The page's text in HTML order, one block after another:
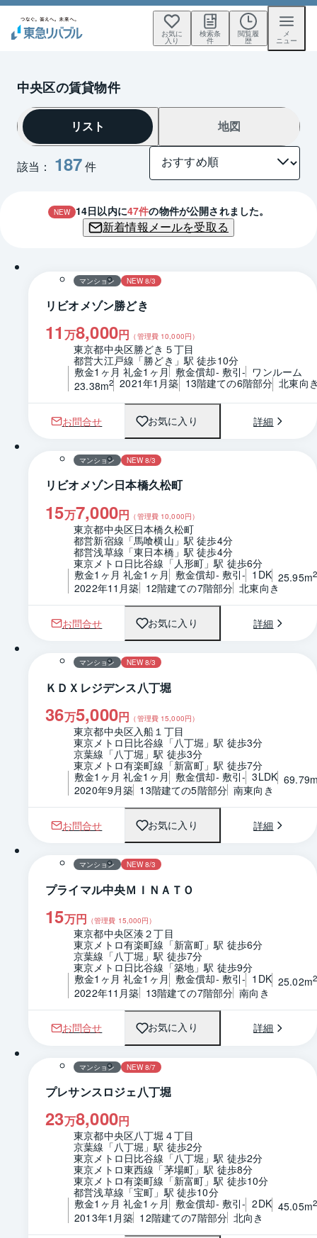
お気に
入り
検索条
件
閲覧履
歴
メ
ニュー
中央区の賃貸物件
該当： 187件
リスト 地図
NEW 14日以内に47件の物件が公開されました。
新着情報メールを受取る
マンション NEW 8/3
リビオメゾン勝どき
11 万8,000円 （管理費 10,000円）
東京都中央区勝どき５丁目
都営大江戸線「勝どき」駅 徒歩10分
敷金1ヶ月 礼金1ヶ月 敷金償却- 敷引- ワンルーム
23.38m2 2021年1月築 13階建ての6階部分 北東向
お問合せ お気に入り 詳細
1 / 0 間取り
マンション NEW 8/3
リビオメゾン日本橋久松町
15万7,000円 （管理費 10,000円）
東京都中央区日本橋久松町
都営新宿線「馬喰横山」駅 徒歩4分
都営浅草線「東日本橋」駅 徒歩4分
東京メトロ日比谷線「人形町」駅 徒歩6分
敷金1ヶ月 礼金1ヶ月 敷金償却- 敷引- 1DK 25.95m2
2022年11月築 12階建ての7階部分 北東向き
お問合せ お気に入り 詳細
1 / 0 間取り
マンション NEW 8/3
ＫＤＸレジデンス八丁堀
36万5,000円 （管理費 15,000円）
東京都中央区入船１丁目
東京メトロ日比谷線「八丁堀」駅 徒歩3分
京葉線「八丁堀」駅 徒歩3分
東京メトロ有楽町線「新富町」駅 徒歩7分
敷金1ヶ月 礼金1ヶ月 敷金償却- 敷引- 3LDK
2020年9月築 13階建ての5階部分 南東向き
お問合せ お気に入り 詳細
1 / 0 間取り
マンション NEW 8/3
プライマル中央ＭＩＮＡＴＯ
15万円 （管理費 15,000円）
東京都中央区湊２丁目
東京メトロ有楽町線「新富町」駅 徒歩6分
京葉線「八丁堀」駅 徒歩7分
東京メトロ日比谷線「築地」駅 徒歩9分
敷金1ヶ月 礼金1ヶ月 敷金償却- 敷引- 1DK 25.02m2
2022年11月築 13階建ての7階部分 南向き
お問合せ お気に入り 詳細
1 / 0 間取り
マンション NEW 8/7
プレサンスロジェ八丁堀
23万8,000円
東京都中央区八丁堀４丁目
京葉線「八丁堀」駅 徒歩2分
東京メトロ日比谷線「八丁堀」駅 徒歩2分
東京メトロ東西線「茅場町」駅 徒歩8分
東京メトロ有楽町線「新富町」駅 徒歩10分
都営浅草線「宝町」駅 徒歩10分
敷金1ヶ月 礼金1ヶ月 敷金償却- 敷引- 2DK 45.05m2
2013年1月築 12階建ての7階部分 北向き